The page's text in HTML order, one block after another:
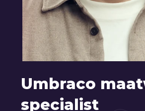
Umbraco
specialist